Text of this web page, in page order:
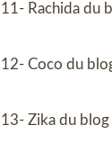
11- Rachida du
12- Coco du
13- Zika du blog